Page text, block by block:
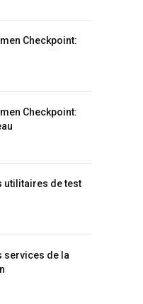
Checkpoint:
Checkpoint:
utilitaires de test
services de la